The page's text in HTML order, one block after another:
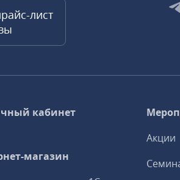
лист
кабинет
магазин
Акции